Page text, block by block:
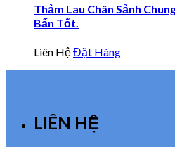
Thảm Lau Chân Sảnh
Bẩn Tốt.
Liên HệĐặt Hàng
LIÊN HỆ